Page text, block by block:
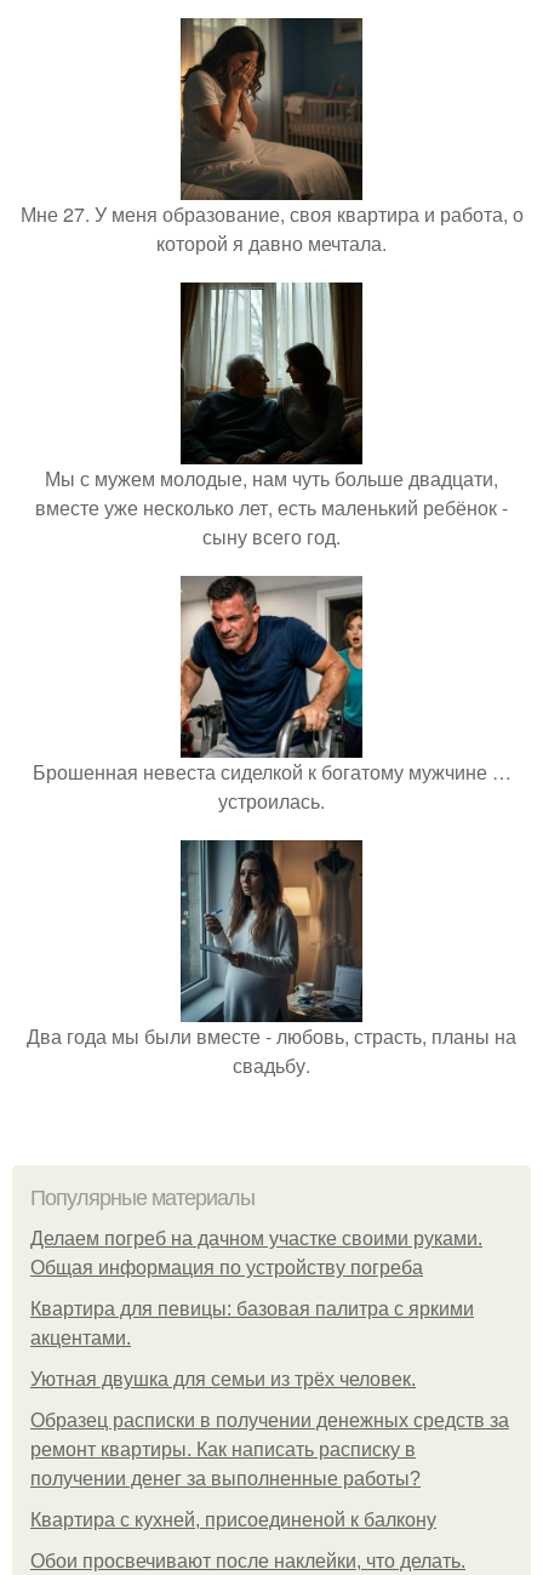
Мне 27. У меня образование, своя квартира и работа, о
которой я давно мечтала.
Мы с мужем молодые, нам чуть больше двадцати,
вместе уже несколько лет, есть маленький ребёнок -
сыну всего год.
Брошенная невеста сиделкой к богатому мужчине …
устроилась.
Два года мы были вместе - любовь, страсть, планы на
свадьбу.
Популярные материалы
Делаем погреб на дачном участке своими руками.
Общая информация по устройству погреба
Квартира для певицы: базовая палитра с яркими
акцентами.
Уютная двушка для семьи из трёх человек.
Образец расписки в получении денежных средств за
ремонт квартиры. Как написать расписку в
получении денег за выполненные работы?
Квартира с кухней, присоединеной к балкону
Обои просвечивают после наклейки, что делать.